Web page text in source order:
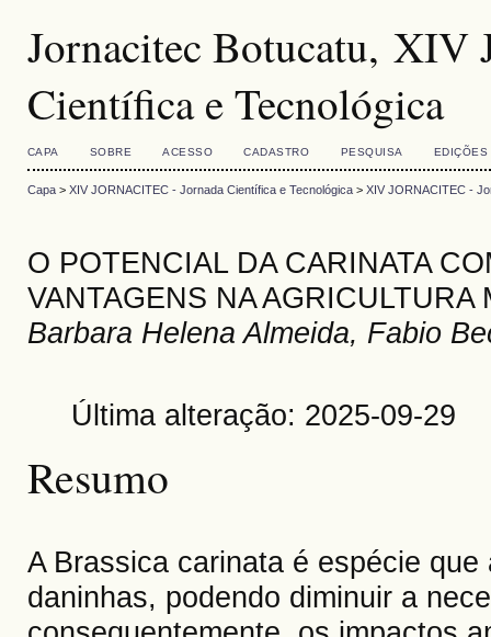
Jornacitec Botucatu, XIV
Científica e Tecnológica
CAPA SOBRE ACESSO CADASTRO PESQUISA EDIÇÕES
Capa> XIV JORNACITEC - Jornada Científica e Tecnológica> XIV JORNACITEC -
O POTENCIAL DA CARINATA
VANTAGENS NA AGRICULTURA
Barbara Helena Almeida, Fabio
Última alteração: 2025-09-29
Resumo
A Brassica carinata é espécie
daninhas, podendo diminuir a